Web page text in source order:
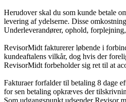
Herudover skal du som kunde betale
levering af ydelserne. Disse
Underleverandører, ophold,
RevisorMidt fakturerer løbende i
kundeaftalens vilkår, dog hvis der
RevisorMidt forbeholder sig ret til at
Fakturaer forfalder til betaling 8 dage
for sen betaling opkræves der
Som udgangspunkt udsender Revisor